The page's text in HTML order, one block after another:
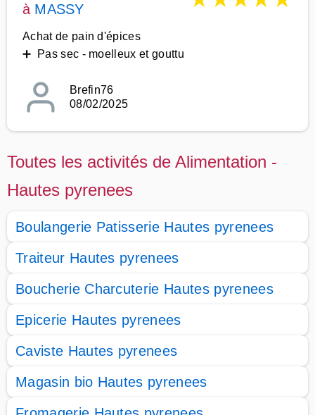
à MASSY
Achat de pain d'épices
➕ Pas sec - moelleux et gouttu
Brefin76
08/02/2025
Toutes les activités de Alimentation -
Hautes pyrenees
Boulangerie Patisserie Hautes pyrenees
Traiteur Hautes pyrenees
Boucherie Charcuterie Hautes pyrenees
Epicerie Hautes pyrenees
Caviste Hautes pyrenees
Magasin bio Hautes pyrenees